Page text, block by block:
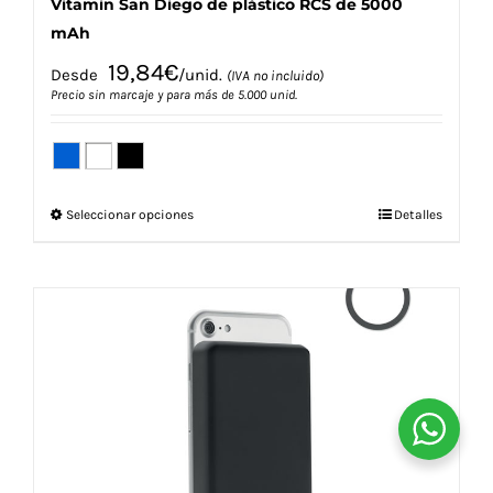
Vitamin San Diego de plástico RCS de 5000
mAh
Desde 19,84€/unid. (IVA no incluido)
Precio sin marcaje y para más de 5.000 unid.
Seleccionar opcionesEste
variantes.
Las
Detalles